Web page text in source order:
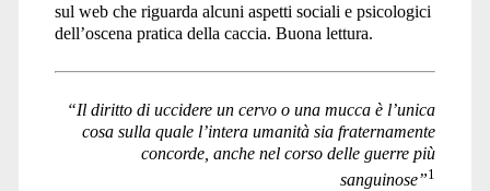
sul web che riguarda alcuni aspetti sociali e psicologici
dell’oscena pratica della caccia. Buona lettura.
“Il diritto di uccidere un cervo o una mucca è l’unica
cosa sulla quale l’intera umanità sia fraternamente
concorde, anche nel corso delle guerre più
sanguinose”1